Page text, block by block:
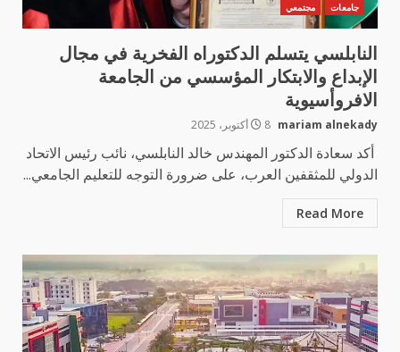
جامعات مجتمعي
النابلسي يتسلم الدكتوراه الفخرية في مجال
الإبداع والابتكار المؤسسي من الجامعة
الافروأسيوية
mariam alnekady 8 أكتوبر، 2025
أكد سعادة الدكتور المهندس خالد النابلسي، نائب رئيس الاتحاد
الدولي للمثقفين العرب، على ضرورة التوجه للتعليم الجامعي...
Read More